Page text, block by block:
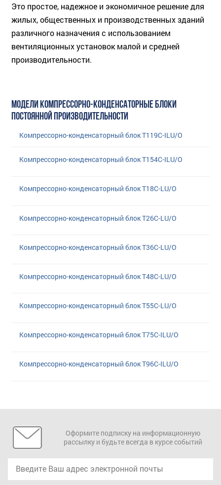
Это простое, надежное и экономичное решение для
жилых, общественных и производственных зданий
различного назначения с использованием
вентиляционных установок малой и средней
производительности.
МОДЕЛИ КОМПРЕССОРНО-КОНДЕНСАТОРНЫЕ БЛОКИ
ПОСТОЯННОЙ ПРОИЗВОДИТЕЛЬНОСТИ
Компрессорно-конденсаторный блок T119C-ILU/O
Компрессорно-конденсаторный блок T154C-ILU/O
Компрессорно-конденсаторный блок T18C-LU/O
Компрессорно-конденсаторный блок T26C-LU/O
Компрессорно-конденсаторный блок T36C-LU/O
Компрессорно-конденсаторный блок T48C-LU/O
Компрессорно-конденсаторный блок T55C-LU/O
Компрессорно-конденсаторный блок T75C-ILU/O
Компрессорно-конденсаторный блок T96C-ILU/O
Оформите подписку на информационную
рассылку и будьте всегда в курсе событий